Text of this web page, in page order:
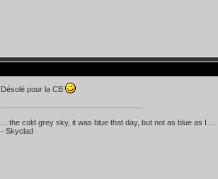
Désolé pour la CB
... the cold grey sky, it was blue that day, but not as blue as I ...
- Skyclad